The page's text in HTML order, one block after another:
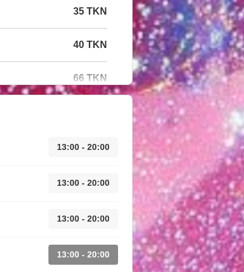
35 TKN
40 TKN
66 TKN
13:00 - 20:00
13:00 - 20:00
13:00 - 20:00
13:00 - 20:00